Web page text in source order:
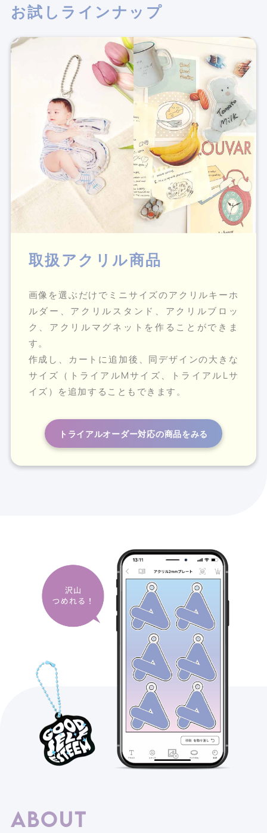
お試しラインナップ
取扱アクリル商品
画像を選ぶだけでミニサイズのアクリルキーホ
ルダー、アクリルスタンド、アクリルブロッ
ク、アクリルマグネットを作ることができま
す。
作成し、カートに追加後、同デザインの大きな
サイズ（トライアルMサイズ、トライアルLサ
イズ）を追加することもできます。
トライアルオーダー対応の商品をみる
ABOUT